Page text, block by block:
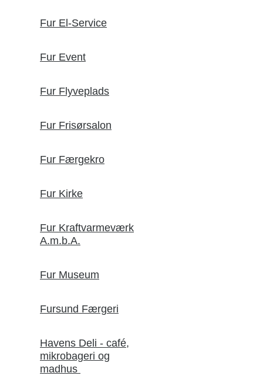
Fur El-Service
Fur Event
Fur Flyveplads
Fur Frisørsalon
Fur Færgekro
Fur Kirke
Fur Kraftvarmeværk
A.m.b.A.
Fur Museum
Fursund Færgeri
Havens Deli - café,
mikrobageri og
madhus